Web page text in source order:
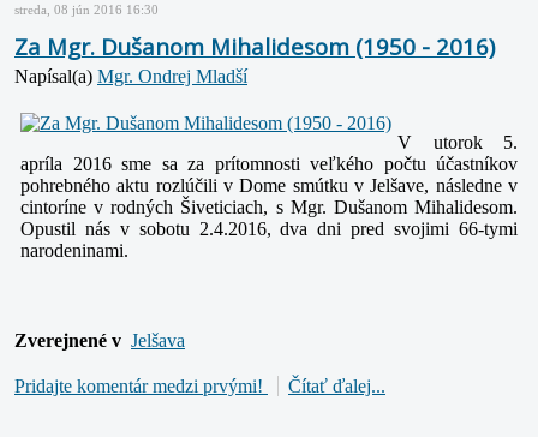
streda, 08 jún 2016 16:30
Za Mgr. Dušanom Mihalidesom (1950 - 2016)
Napísal(a) Mgr. Ondrej Mladší
V utorok 5.
apríla 2016 sme sa za prítomnosti veľkého počtu účastníkov
pohrebného aktu rozlúčili v Dome smútku v Jelšave, následne v
cintorínev rodných Šiveticiach, s Mgr. Dušanom Mihalidesom.
Opustil nás v sobotu 2.4.2016, dva dni pred svojimi 66-tymi
narodeninami.
Zverejnené v Jelšava
Pridajte komentár medzi prvými! Čítať ďalej...